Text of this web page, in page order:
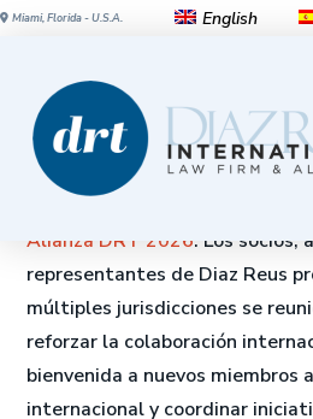
Miami, Florida - U.S.A. English
Atenas acoge el
Alianza DRT
Alianza DRT 2026. Los socios,
representantes de Diaz Reus
múltiples jurisdicciones se
reforzar la colaboración
bienvenida a nuevos miembros
internacional y coordinar